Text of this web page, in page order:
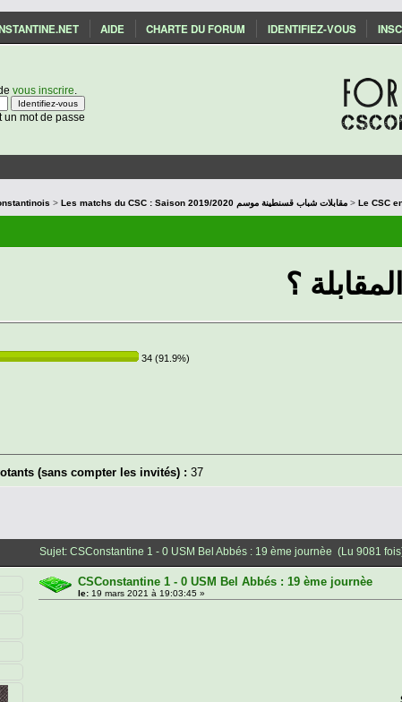
AIDE CHARTE DU FORUM IDENTIFIEZ-VOUS
vous inscrire
un mot de passe
> Les matchs du CSC : Saison 2019/2020 مقابلات شباب قسنطينة موسم >Le CSC
؟
34 (91.9%)
(sans compter les invités) : 37
Sujet: CSConstantine 1 - 0 USM Bel Abbés : 19 ème journèe (Lu 9081
CSConstantine 1 - 0 USM Bel Abbés : 19 ème journèe
le:19 mars 2021 à 19:03:45 »